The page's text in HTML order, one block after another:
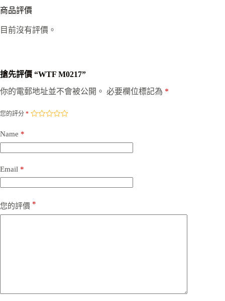
商品評價
目前沒有評價。
搶先評價 “WTF M0217”
你的電郵地址並不會被公開。 必要欄位標記為 *
您的評分 *
Name *
Email *
您的評價 *